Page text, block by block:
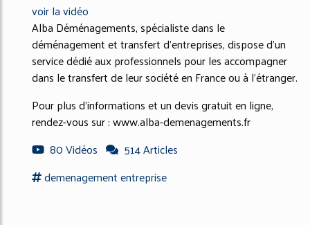
voir la vidéo
Alba Déménagements, spécialiste dans le
déménagement et transfert d'entreprises, dispose d'un
service dédié aux professionnels pour les accompagner
dans le transfert de leur société en France ou à l'étranger.
Pour plus d'informations et un devis gratuit en ligne,
rendez-vous sur : www.alba-demenagements.fr
80 Vidéos
514 Articles
demenagement entreprise